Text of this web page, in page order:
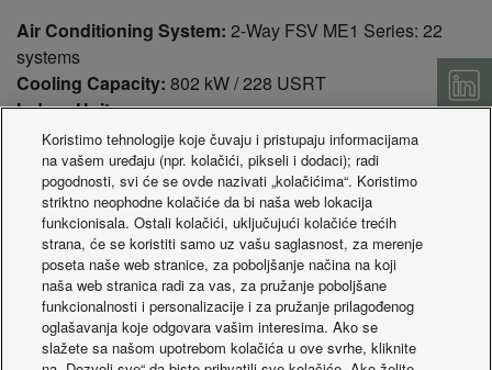
Air Conditioning System: 2-Way FSV ME1 Series: 22
systems
Cooling Capacity: 802 kW / 228 USRT
Indoor Units:
High-static ducted: 5 units
High wall: 5 units
4-Way Cassette: 28 units
1-Way Cassette: 6 units
Ducted: 95 units
Control System:
Wired and wireless remote controllers
The name Royal Orchids is synonymous with high-end
Koristimo tehnologije koje čuvaju i pristupaju informacijama
na vašem uređaju (npr. kolačići, pikseli i dodaci); radi
pogodnosti, svi će se ovde nazivati „kolačićima“. Koristimo
striktno neophodne kolačiće da bi naša web lokacija
funkcionisala. Ostali kolačići, uključujući kolačiće trećih
strana, će se koristiti samo uz vašu saglasnost, za merenje
poseta naše web stranice, za poboljšanje načina na koji
naša web stranica radi za vas, za pružanje poboljšane
funkcionalnosti i personalizacije i za pružanje prilagođenog
oglašavanja koje odgovara vašim interesima. Ako se
slažete sa našom upotrebom kolačića u ove svrhe, kliknite